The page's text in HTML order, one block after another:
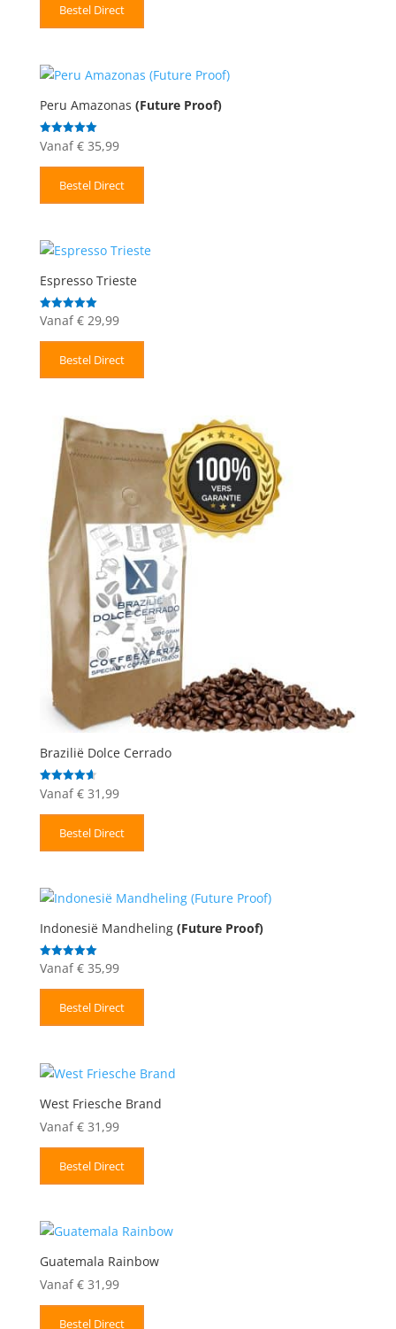
Bestel Direct
Peru Amazonas (Future Proof)
Gewaardeerd
5.00
Vanaf €35,99
Bestel Direct
Espresso Trieste
Gewaardeerd
5.00
uit 5
Vanaf €29,99
Bestel Direct
Brazilië Dolce Cerrado
Gewaardeerd
4.67
Vanaf €31,99
Bestel Direct
Indonesië Mandheling (Future Proof)
Gewaardeerd
5.00
uit 5
Vanaf €35,99
Bestel Direct
West Friesche Brand
Vanaf €31,99
Bestel Direct
Guatemala Rainbow
Vanaf €31,99
Bestel Direct